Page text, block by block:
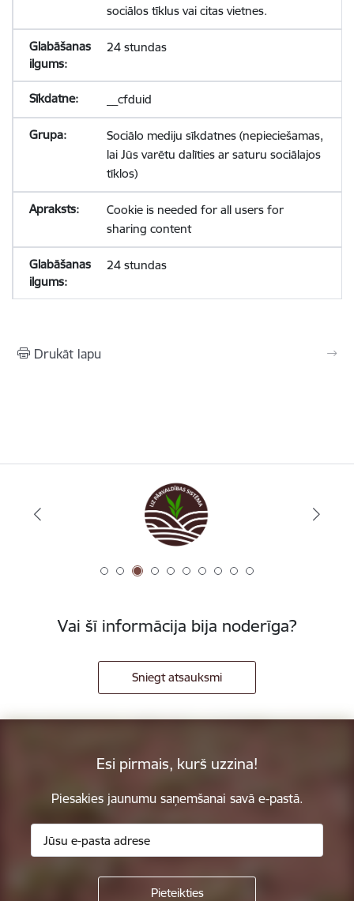
sociālos tīklus vai citas vietnes.
24 stundas
__cfduid
Sociālo mediju sīkdatnes (nepieciešamas,
lai Jūs varētu dalīties ar saturu sociālajos
tīklos)
Cookie is needed for all users for
sharing content
24 stundas
Drukāt lapu
Vai šī informācija bija noderīga?
Sniegt atsauksmi
Esi pirmais, kurš uzzina!
Piesakies jaunumu saņemšanai savā e-pastā.